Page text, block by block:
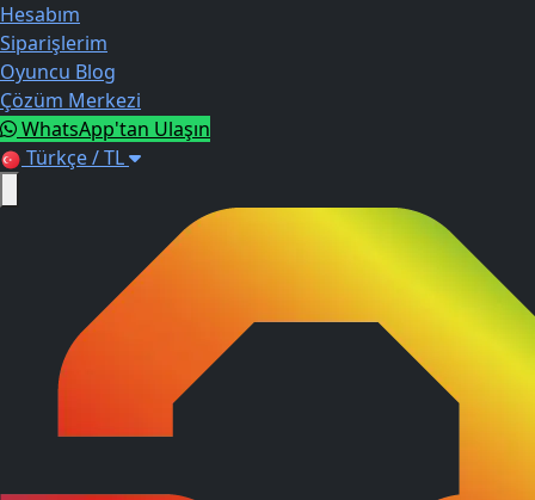
Hesabım
Siparişlerim
Oyuncu Blog
Çözüm Merkezi
WhatsApp'tan Ulaşın
Türkçe / TL